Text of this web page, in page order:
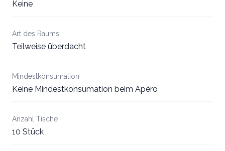
Keine
Art des Raums
Teilweise überdacht
Mindestkonsumation
Keine Mindestkonsumation beim Apéro
Anzahl Tische
10 Stück